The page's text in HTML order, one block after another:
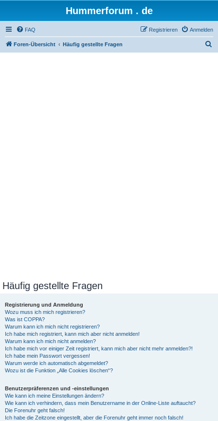
Hummerforum . de
FAQ Anmelden
Registrieren
Foren-Übersicht Häufig gestellte Fragen
Häufig gestellte Fragen
Registrierung und Anmeldung
Wozu muss ich mich registrieren?
Was ist COPPA?
Warum kann ich mich nicht registrieren?
Ich habe mich registriert, kann mich aber nicht anmelden!
Warum kann ich mich nicht anmelden?
Ich habe mich vor einiger Zeit registriert, kann mich aber nicht mehr anmelden?!
Ich habe mein Passwort vergessen!
Warum werde ich automatisch abgemeldet?
Wozu ist die Funktion „Alle Cookies löschen“?
Benutzerpräferenzen und -einstellungen
Wie kann ich meine Einstellungen ändern?
Wie kann ich verhindern, dass mein Benutzername in der Online-Liste auftaucht?
Die Forenuhr geht falsch!
Ich habe die Zeitzone eingestellt, aber die Forenuhr geht immer noch falsch!